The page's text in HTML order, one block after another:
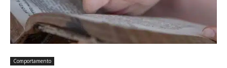
Comportamento